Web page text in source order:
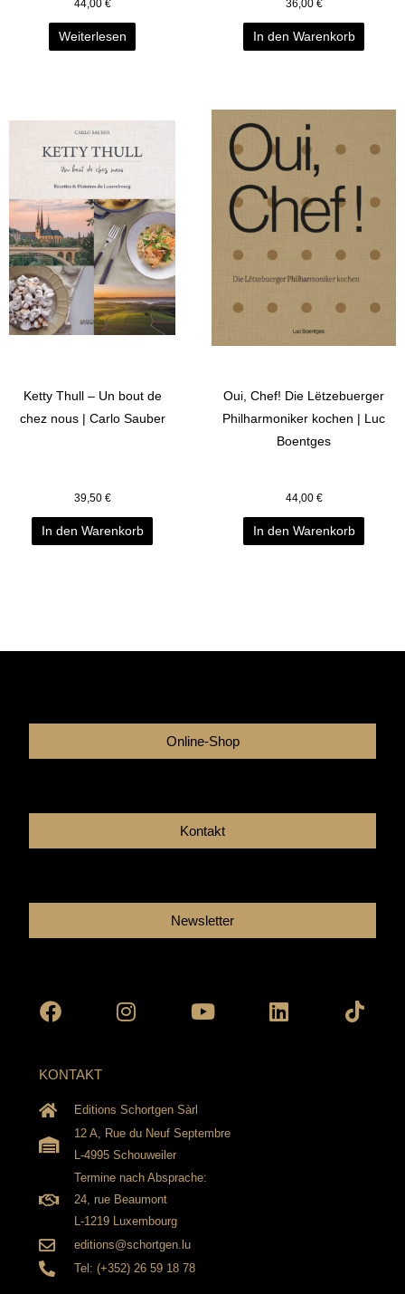
44,00 €
Weiterlesen
36,00 €
In den Warenkorb
Ketty Thull – Un bout de
chez nous | Carlo Sauber
39,50 €
In den Warenkorb
Oui, Chef! Die Lëtzebuerger
Philharmoniker kochen | Luc
Boentges
44,00 €
In den Warenkorb
Online-Shop
Kontakt
Newsletter
KONTAKT
Editions Schortgen Sàrl
12 A, Rue du Neuf Septembre
L-4995 Schouweiler
Termine nach Absprache:
24, rue Beaumont
L-1219 Luxembourg
editions@schortgen.lu
Tel: (+352) 26 59 18 78